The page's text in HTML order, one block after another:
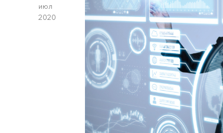
июл
2020